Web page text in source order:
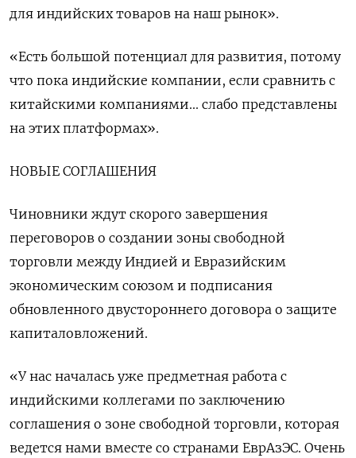
для индийских товаров на наш рынок».
«Есть большой потенциал для развития, потому ​
что пока индийские компании, если сравнить с
китайскими компаниями... слабо представлены
на этих платформах».
НОВЫЕ СОГЛАШЕНИЯ
Чиновники ждут скорого завершения
переговоров о создании зоны свободной
торговли между Индией и Евразийским
экономическим союзом и подписания
обновленного двустороннего договора о защите
капиталовложений.
«У нас началась уже предметная работа с
индийскими коллегами по заключению
соглашения о зоне свободной торговли, которая
ведется нами вместе со странами ЕврАзЭС. Очень